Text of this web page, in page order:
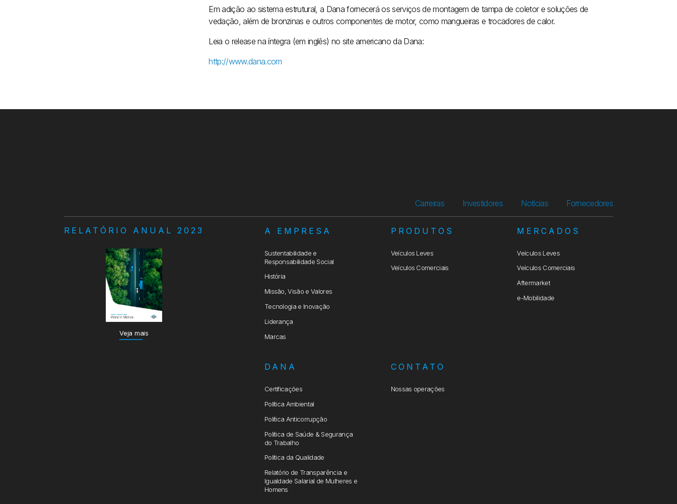
Em adição ao sistema estrutural, a Dana fornecerá os serviços de montagem de tampa de coletor e soluções de
vedação, além de bronzinas e outros componentes de motor, como mangueiras e trocadores de calor.
Leia o release na íntegra (em inglês) no site americano da Dana:
http://www.dana.com
Carreiras Investidores Notícias Fornecedores
RELATÓRIO ANUAL 2023
Veja mais
A EMPRESA
Sustentabilidade e
Responsabilidade Social
História
Missão, Visão e Valores
Tecnologia e Inovação
Liderança
Marcas
PRODUTOS
Veículos Leves
Veículos Comerciais
MERCADOS
Veículos Leves
Veículos Comerciais
Aftermarket
e-Mobilidade
DANA
Certificações
Política Ambiental
Política Anticorrupção
Política de Saúde & Segurança
do Trabalho
Política da Qualidade
Relatório de Transparência e
Igualdade Salarial de Mulheres e
Homens
CONTATO
Nossas operações